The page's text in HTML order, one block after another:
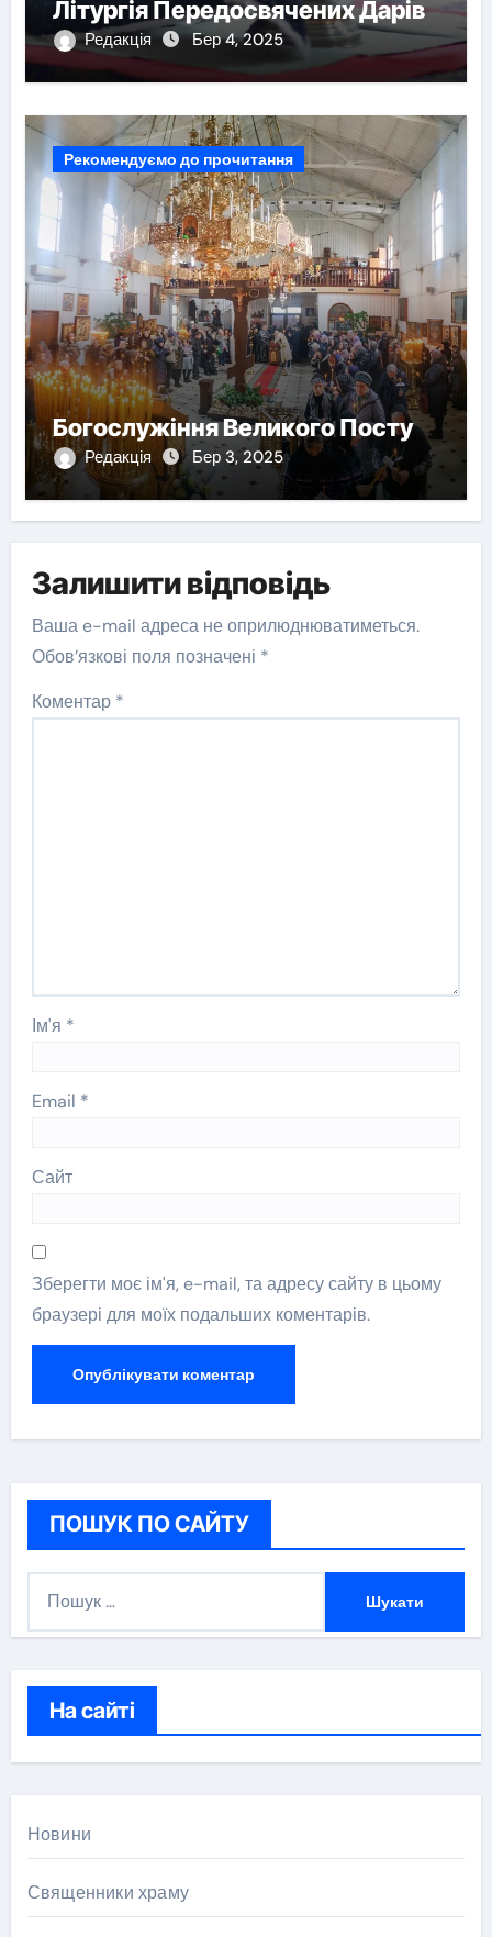
Літургія Передосвячених Дарів
Редакція Бер 4, 2025
Рекомендуємо до прочитання
Богослужіння Великого Посту
Редакція Бер 3, 2025
Залишити відповідь
Ваша e-mail адреса не оприлюднюватиметься.
Обов’язкові поля позначені *
Коментар *
Ім'я *
Email *
Сайт
Зберегти моє ім'я, e-mail, та адресу сайту в цьому
браузері для моїх подальших коментарів.
ПОШУК ПО САЙТУ
:
На сайті
Новини
Священники храму